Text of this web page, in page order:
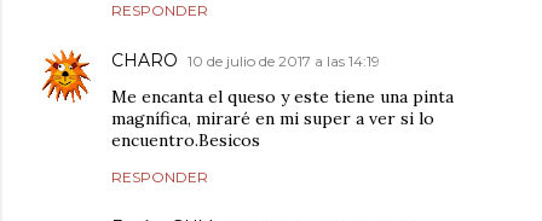
RESPONDER
CHARO 10 de julio de 2017 a las 14:19
Me encanta el queso y este tiene una pinta
magnífica, miraré en mi super a ver si lo
encuentro.Besicos
RESPONDER